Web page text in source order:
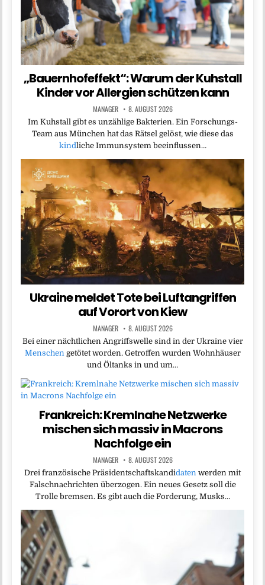
„Bauernhofeffekt“: Warum der Kuhstall
Kinder vor Allergien schützen kann
MANAGER 8. AUGUST 2026
Im Kuhstall gibt es unzählige Bakterien. Ein Forschungs-
Team aus München hat das Rätsel gelöst, wie diese das
kindliche Immunsystem beeinflussen…
Ukraine meldet Tote bei Luftangriffen
auf Vorort von Kiew
MANAGER 8. AUGUST 2026
Bei einer nächtlichen Angriffswelle sind in der Ukraine vier
Menschen getötet worden. Getroffen wurden Wohnhäuser
und Öltanks in und um…
Frankreich: Kremlnahe Netzwerke
mischen sich massiv in Macrons
Nachfolge ein
MANAGER 8. AUGUST 2026
Drei französische Präsidentschaftskandidaten werden mit
Falschnachrichten überzogen. Ein neues Gesetz soll die
Trolle bremsen. Es gibt auch die Forderung, Musks…